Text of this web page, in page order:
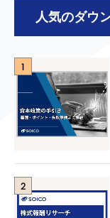
人気のダウ
1
2